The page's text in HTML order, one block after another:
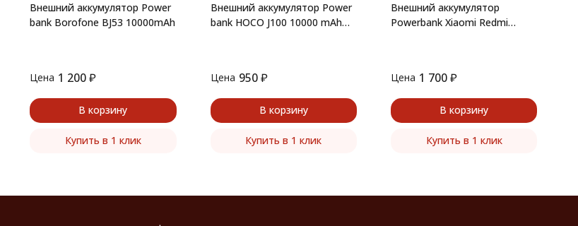
Внешний аккумулятор Power
bank Borofone BJ53 10000mAh
Цена 1 200₽
В корзину
Купить в 1 клик
Внешний аккумулятор Power
bank HOCO J100 10000 mAh
Цена 950₽
В корзину
Купить в 1 клик
Внешний аккумулятор
Powerbank Xiaomi Redmi
Цена 1 700₽
В корзину
Купить в 1 клик